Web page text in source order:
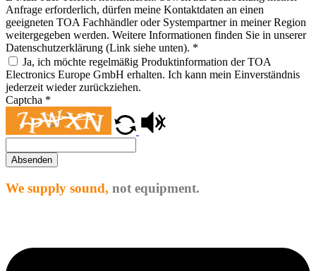
Anfrage erforderlich, dürfen meine Kontaktdaten an einen
geeigneten TOA Fachhändler oder Systempartner in meiner Region
weitergegeben werden. Weitere Informationen finden Sie in unserer
Datenschutzerklärung (Link siehe unten). *
Ja, ich möchte regelmäßig Produktinformation der TOA
Electronics Europe GmbH erhalten. Ich kann mein Einverständnis
jederzeit wieder zurückziehen.
Captcha *
Absenden
We supply sound, not equipment.